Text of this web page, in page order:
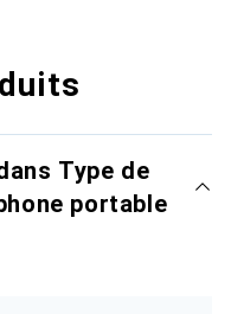
Type de
portable